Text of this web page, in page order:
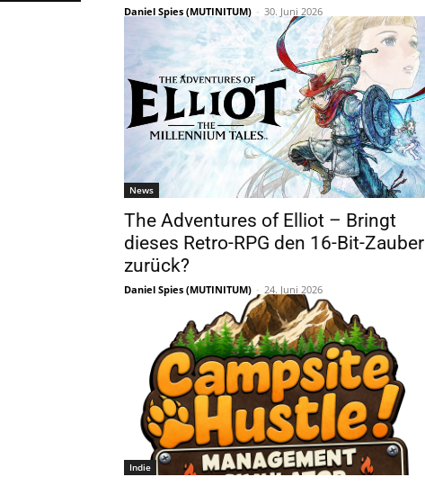
Daniel Spies (MUTINITUM) - 30. Juni 2026
News
The Adventures of Elliot – Bringt
dieses Retro-RPG den 16-Bit-Zauber
zurück?
Daniel Spies (MUTINITUM) - 24. Juni 2026
Indie